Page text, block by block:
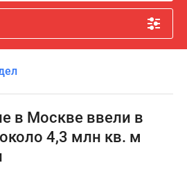
в Москве ввели в
4,3 млн кв. м